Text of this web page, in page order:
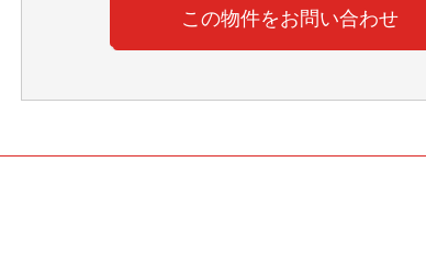
この物件をお問い合わせ